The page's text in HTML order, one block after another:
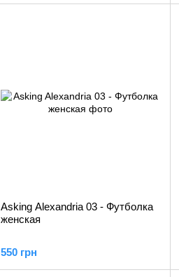
Asking Alexandria 03 - Футболка
женская
550 грн